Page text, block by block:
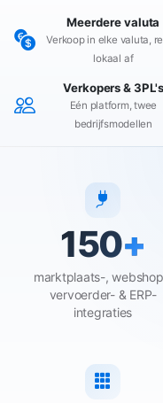
Meerdere valuta
Verkoop in elke valuta,
lokaal af
Verkopers & 3PL's
Eén platform, twee
bedrijfsmodellen
150+
marktplaats-,
vervoerder- & ERP-
integraties